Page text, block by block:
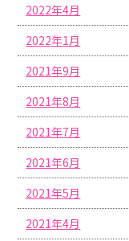
2022年4月
2022年1月
2021年9月
2021年8月
2021年7月
2021年6月
2021年5月
2021年4月